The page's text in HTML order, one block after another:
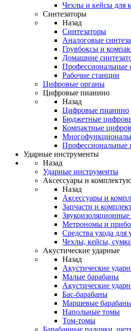
Чехлы и кейсы для
Синтезаторы
Назад
Синтезаторы
Аналоговые
Грувбоксы и
Домашние
Профессиональные
Рабочие станции
Цифровые органы
Цифровые пианино
Назад
Цифровые пианино
Бюджетные
Компактные
Ударные инструменты
Назад
Ударные инструменты
Аксессуары и
Назад
Аксессуары и
Запчасти и
Метрономы и
Средства ухода для
Чехлы, кейсы,
Акустические ударные
Назад
Акустические
Mалые барабаны
Акустические
Бас-барабаны
Маршевые
Напольные томы
Том-томы
Барабанные палочки,